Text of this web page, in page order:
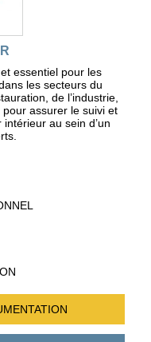
essentiel pour les
les secteurs du
de l’industrie,
assurer le suivi et
au sein d’un